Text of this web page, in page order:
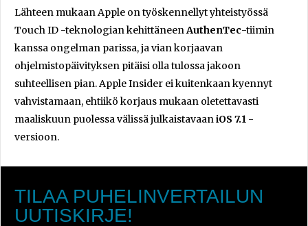
Lähteen mukaan Apple on työskennellyt yhteistyössä
Touch ID -teknologian kehittäneen AuthenTec-tiimin
kanssa ongelman parissa, ja vian korjaavan
ohjelmistopäivityksen pitäisi olla tulossa jakoon
suhteellisen pian. Apple Insider ei kuitenkaan kyennyt
vahvistamaan, ehtiikö korjaus mukaan oletettavasti
maaliskuun puolessa välissä julkaistavaan iOS 7.1 -
versioon.
TILAA PUHELINVERTAILUN
UUTISKIRJE!